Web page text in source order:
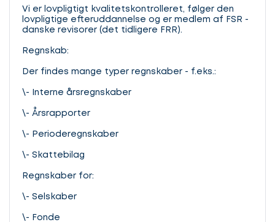
Vi er lovpligtigt kvalitetskontrolleret, følger den
lovpligtige efteruddannelse og er medlem af FSR -
danske revisorer (det tidligere FRR).
Regnskab:
Der findes mange typer regnskaber - f.eks.:
\- Interne årsregnskaber
\- Årsrapporter
\- Perioderegnskaber
\- Skattebilag
Regnskaber for:
\- Selskaber
\- Fonde